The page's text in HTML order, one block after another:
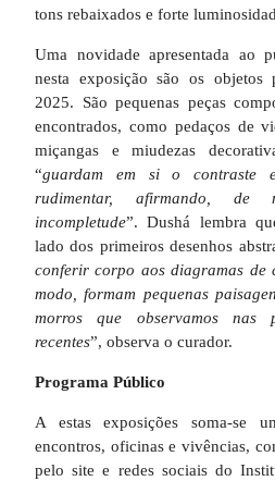
tons rebaixados e forte
Uma novidade apresentada ao
nesta exposição são os objetos
2025. São pequenas peças
encontrados, como pedaços de
miçangas e miudezas
“guardam em si o contraste
rudimentar, afirmando, de
incompletude”. Dushá lembra
lado dos primeiros desenhos
conferir corpo aos diagramas de
modo, formam pequenas
morros que observamos nas
recentes”, observa o curador.
Programa Público
A estas exposições soma-se
encontros, oficinas e vivências,
pelo site e redes sociais do